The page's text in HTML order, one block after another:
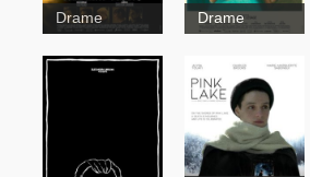
Drame
Genèse
Drame